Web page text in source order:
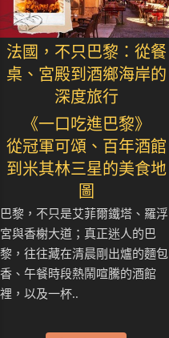
法國，不只巴黎：從餐
桌、宮殿到酒鄉海岸的
深度旅行
《一口吃進巴黎》
從冠軍可頌、百年酒館
到米其林三星的美食地
圖
巴黎，不只是艾菲爾鐵塔、羅浮
宮與香榭大道；真正迷人的巴
黎，往往藏在清晨剛出爐的麵包
香、午餐時段熱鬧喧騰的酒館
裡，以及一杯..